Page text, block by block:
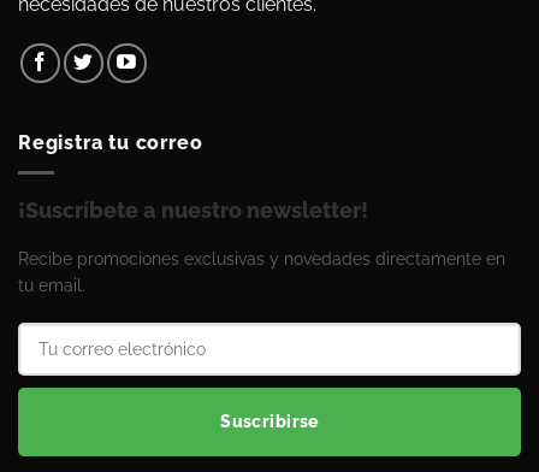
Registra tu correo
¡Suscríbete a nuestro newsletter!
Recibe promociones exclusivas y novedades directamente en
tu email.
Suscribirse